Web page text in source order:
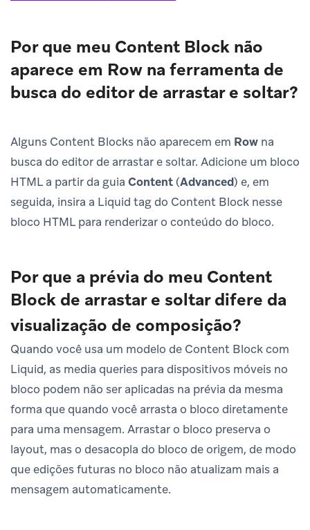
Por que meu Content Block não
aparece em Row na ferramenta de
busca do editor de arrastar e soltar?
Alguns Content Blocks não aparecem em Row na
busca do editor de arrastar e soltar. Adicione um bloco
HTML a partir da guia Content(Advanced) e, em
seguida, insira a Liquid tag do Content Block nesse
bloco HTML para renderizar o conteúdo do bloco.
Por que a prévia do meu Content
Block de arrastar e soltar difere da
visualização de composição?
Quando você usa um modelo de Content Block com
Liquid, as media queries para dispositivos móveis no
bloco podem não ser aplicadas na prévia da mesma
forma que quando você arrasta o bloco diretamente
para uma mensagem. Arrastar o bloco preserva o
layout, mas o desacopla do bloco de origem, de modo
que edições futuras no bloco não atualizam mais a
mensagem automaticamente.